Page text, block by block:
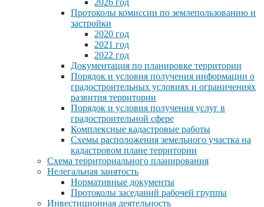
Протоколы комиссии по землепользованию и
застройки
2020 год
2021 год
2022 год
Документация по планировке территории
Порядок и условия получения информации о
градостроительных условиях и ограничениях
развития территории
Порядок и условия получения услуг в
градостроительной сфере
Комплексные кадастровые работы
Схемы расположения земельного участка на
кадастровом плане территории
Схема территориального планирования
Нелегальная занятость
Нормативные документы
Протоколы заседаний рабочей группы
Инвестиционная деятельность